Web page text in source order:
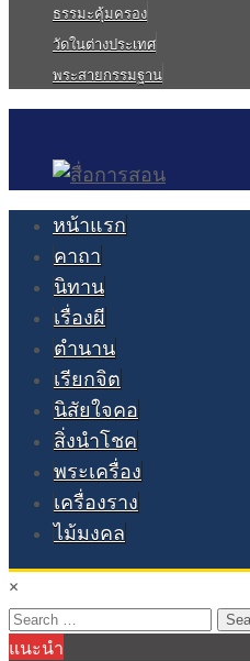
ธรรมะคุ้มครอง
วัดในต่างประเทศ
พระสายกรรมฐาน
หน้าแรก
คาถา
นิทาน
เรื่องผี
ตำนาน
เรียกจิต
นิสัยใจคอ
สิ่งนำโชค
พระเครื่อง
เครื่องราง
ไม้มงคล
×
Search
for:
แนะนำ